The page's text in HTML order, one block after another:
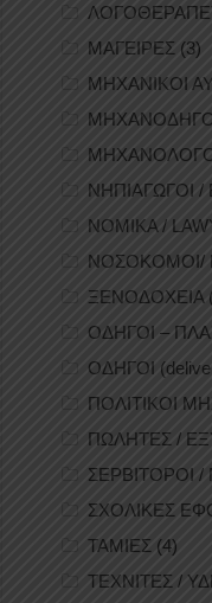
ΜΑΓΕΙΡΕΣ (3)
ΜΗΧΑΝΙΚΟΙ
ΝΗΠΙΑΓΩΓΟΙ
ΝΟΜΙΚΑ /
ΝΟΣΟΚΟΜΟΙ/
ΞΕΝΟΔΟΧΕΙΑ
ΟΔΗΓΟΙ –
ΟΔΗΓΟΙ
ΠΟΛΙΤΙΚΟΙ
ΠΩΛΗΤΕΣ /
ΣΕΡΒΙΤΟΡΟΙ /
ΣΧΟΛΙΚΕΣ
ΤΑΜΙΕΣ (4)
ΤΕΧΝΙΤΕΣ /